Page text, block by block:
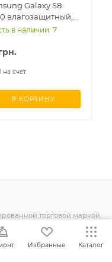
Galaxy S8
влагозащитный,
+ низ
в наличии: 7
на счет
В КОРЗИНУ
торговой маркой.
Избранные Каталог